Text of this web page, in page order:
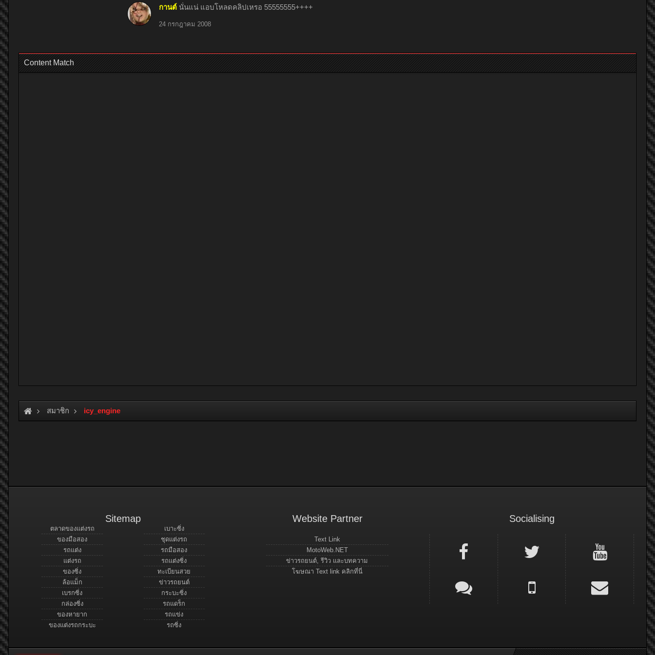
กานต์ นั่นแน่ แอบโหลดคลิปเหรอ 55555555++++
24 กรกฎาคม 2008
Content Match
สมาชิก icy_engine
Sitemap
ตลาดของแต่งรถ
ของมือสอง
รถแต่ง
แต่งรถ
ของซิ่ง
ล้อแม็ก
เบรกซิ่ง
กล่องซิ่ง
ของหายาก
ของแต่งรถกระบะ
เบาะซิ่ง
ชุดแต่งรถ
รถมือสอง
รถแต่งซิ่ง
ทะเบียนสวย
ข่าวรถยนต์
กระบะซิ่ง
รถแดร็ก
รถแข่ง
รถซิ่ง
Website Partner
Text Link
MotoWeb.NET
ข่าวรถยนต์, รีวิว และบทความ
โฆษณา Text link คลิกที่นี่
Socialising